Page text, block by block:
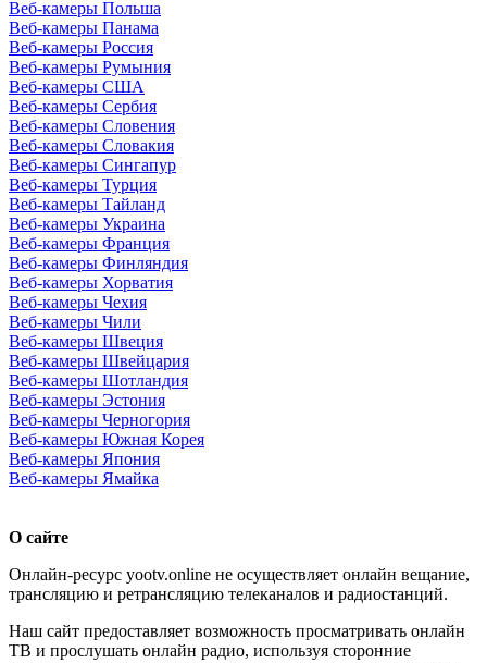
Веб-камеры Польша
Веб-камеры Панама
Веб-камеры Россия
Веб-камеры Румыния
Веб-камеры США
Веб-камеры Сербия
Веб-камеры Словения
Веб-камеры Словакия
Веб-камеры Сингапур
Веб-камеры Турция
Веб-камеры Тайланд
Веб-камеры Украина
Веб-камеры Франция
Веб-камеры Финляндия
Веб-камеры Хорватия
Веб-камеры Чехия
Веб-камеры Чили
Веб-камеры Швеция
Веб-камеры Швейцария
Веб-камеры Шотландия
Веб-камеры Эстония
Веб-камеры Черногория
Веб-камеры Южная Корея
Веб-камеры Япония
Веб-камеры Ямайка
О сайте
Онлайн-ресурс yootv.online не осуществляет онлайн вещание,
трансляцию и ретрансляцию телеканалов и радиостанций.
Наш сайт предоставляет возможность просматривать онлайн
ТВ и прослушать онлайн радио, используя сторонние